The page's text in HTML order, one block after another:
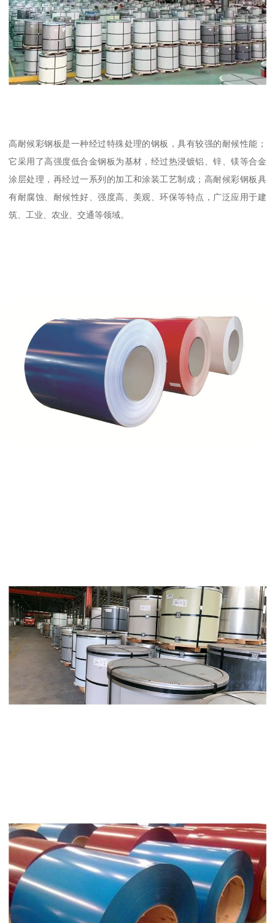
高耐候彩钢板是一种经过特殊处理的钢板，具有较强的耐候性能；
它采用了高强度低合金钢板为基材，经过热浸镀铝、锌、镁等合金
涂层处理，再经过一系列的加工和涂装工艺制成；高耐候彩钢板具
有耐腐蚀、耐候性好、强度高、美观、环保等特点，广泛应用于建
筑、工业、农业、交通等领域。